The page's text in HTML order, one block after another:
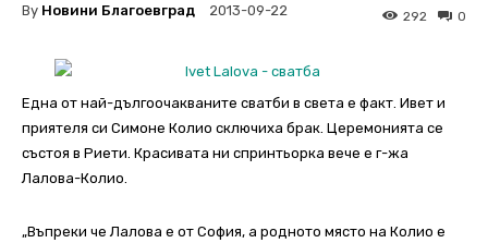
By Новини Благоевград 2013-09-22 0
292
Една от най-дългоочакваните сватби в света е факт. Ивет и
приятеля си Симоне Колио сключиха брак. Церемонията се
състоя в Риети. Красивата ни спринтьорка вече е г-жа
Лалова-Колио.
„Въпреки че Лалова е от София, а родното място на Колио е